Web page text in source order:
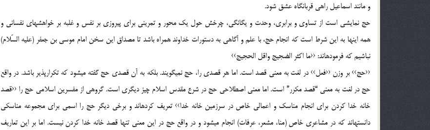
و مانند اسماعيل راهي قربانگاه عشق شود.
حج نمايشي است از تساوي و برابري، وحدت و يگانگي، چرخش حول يك محور و تمريني براي پيروزي بر نفس و غلبه بر خواهشهاي نفساني و
همه اينها به اين شرط است كه انجام حج، با علم و آگاهي به دستورات خداوند همراه باشد تا مصداق اين سخن امام موسي بن جعفر (علیه السّلام)
نباشيم كه فرمودهاند: ‹‹ما اكثر الضجيج واقل الحجيج››
‹‹حج›› بر وزن ‹‹فعل›› در لغت به معني قصد است. اما هر قصدي را، حج نميگويند. بلكه به آن قصدي حج گفته ميشود كه تكرارپذير باشد. در واقع
حج در لغت به معني “قصد مكرر” است. اما معني اصطلاحي حج در شرع مقدس اسلام چيز ديگري است. گروهي از مفسرين اسلامي حج را ‹‹قصد
خانه خدا كردن براي انجام مناسك و اعمالي خاص در سرزمين خانه خدا›› تعريف كردهاند و برخي ديگر حج را اسمي براي مجموعه مناسكي
دانستهاند كه در مشاعري خاص (منا، مشعر، عرفات) انجام ميشود و در واقع حج در اين معني تنها قصد خانه خدا كردن نيست. اما بر اين تعاريف